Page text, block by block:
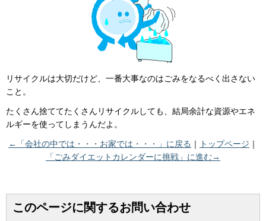
リサイクルは大切だけど、一番大事なのはごみをなるべく出さない
こと。
たくさん捨ててたくさんリサイクルしても、結局余計な資源やエネ
ルギーを使ってしまうんだよ。
←「会社の中では・・・お家では・・・」に戻る ｜ トップページ ｜
「ごみダイエットカレンダーに挑戦」に進む→
このページに関するお問い合わせ